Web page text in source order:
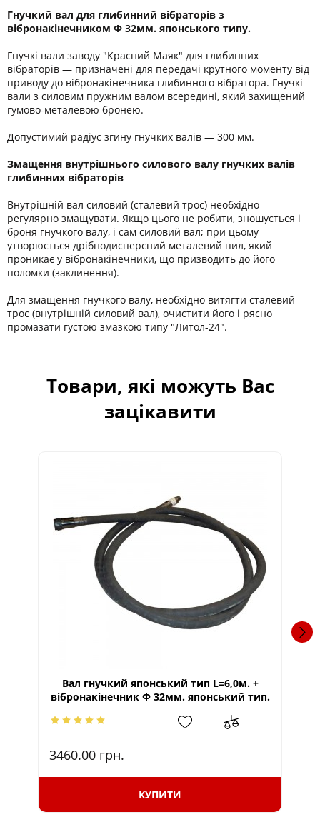
Гнучкий вал для глибинний вібраторів з
вібронакінечником Ф 32мм. японського типу.
Гнучкі вали заводу "Красний Маяк" для глибинних
вібраторів — призначені для передачі крутного моменту від
приводу до вібронакінечника глибинного вібратора. Гнучкі
вали з силовим пружним валом всередині, який захищений
гумово-металевою бронею.
Допустимий радіус згину гнучких валів — 300 мм.
Змащення внутрішнього силового валу гнучких валів
глибинних вібраторів
Внутрішній вал силовий (сталевий трос) необхідно
регулярно змащувати. Якщо цього не робити, зношується і
броня гнучкого валу, і сам силовий вал; при цьому
утворюється дрібнодисперсний металевий пил, який
проникає у вібронакінечники, що призводить до його
поломки (заклинення).
Для змащення гнучкого валу, необхідно витягти сталевий
трос (внутрішній силовий вал), очистити його і рясно
промазати густою змазкою типу "Литол-24".
Товари, які можуть Вас
зацікавити
Вал гнучкий японський тип L=6,0м. +
вібронакінечник Ф 32мм. японський тип.
3460.00 грн.
КУПИТИ